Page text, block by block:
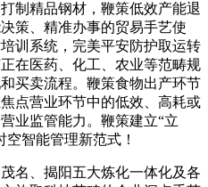
制精品钢材，鞭策低效产能退
策、精准办事的贸易手艺使
训系统，完美平安防护取运转
在医药、化工、农业等范畴规
买卖流程。鞭策食物出产环节
点营业环节中的低效、高耗或
业监管能力。鞭策建立“立
智能管理新范式！
、揭阳五大炼化一体化及各